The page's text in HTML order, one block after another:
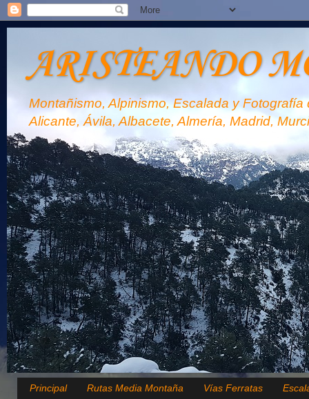
ARISTEANDO
Montañismo, Alpinismo, Escalada y
Alicante, Ávila, Albacete, Almería, Madrid,
Principal Rutas Media Montaña Vías Ferratas